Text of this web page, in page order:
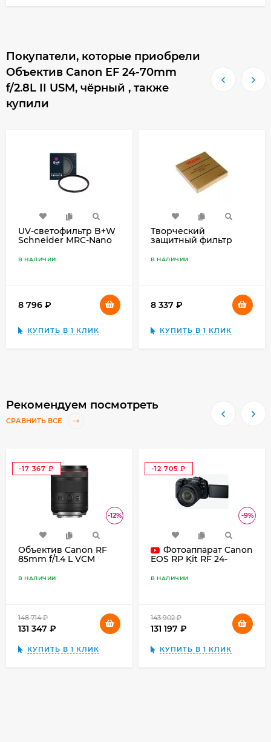
Покупатели, которые приобрели
Объектив Canon EF 24-70mm
f/2.8L II USM, чёрный , также
купили
UV-светофильтр B+W
Schneider MRC-Nano
В НАЛИЧИИ
8 796
КУПИТЬ В 1 КЛИК
Творческий
защитный фильтр
82mm
В НАЛИЧИИ
8 337
КУПИТЬ В 1 КЛИК
Рекомендуем посмотреть
СРАВНИТЬ ВСЕ
-12%
-17 367
₽
Объектив Canon RF
85mm f/1.4 L VCM
В НАЛИЧИИ
148 714
131 347
КУПИТЬ В 1 КЛИК
-9%
-12 705
₽
Фотоаппарат Canon
EOS RP Kit RF 24-
В НАЛИЧИИ
143 902
131 197
КУПИТЬ В 1 КЛИК